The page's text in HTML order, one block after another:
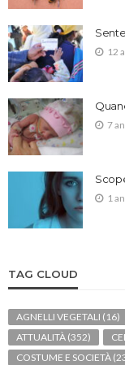
12
7
1
TAG CLOUD
AGNELLI VEGETALI (16)
ATTUALITÀ (352)
COSTUME E SOCIETÀ